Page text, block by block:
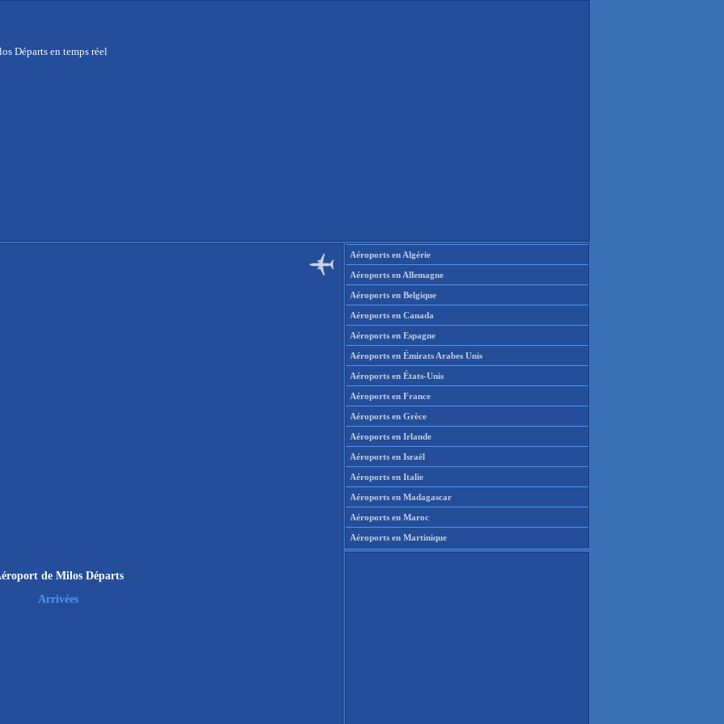
Départs en temps réel
de Milos Départs
Arrivées
Aéroports en Algérie
Aéroports en Allemagne
Aéroports en Belgique
Aéroports en Canada
Aéroports en Espagne
Aéroports en Émirats Arabes Unis
Aéroports en États-Unis
Aéroports en France
Aéroports en Grèce
Aéroports en Irlande
Aéroports en Israël
Aéroports en Italie
Aéroports en Madagascar
Aéroports en Maroc
Aéroports en Martinique